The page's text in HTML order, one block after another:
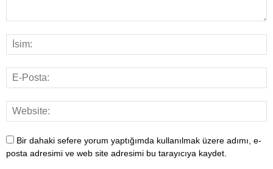
Bir dahaki sefere yorum yaptığımda kullanılmak üzere adımı, e-
posta adresimi ve web site adresimi bu tarayıcıya kaydet.